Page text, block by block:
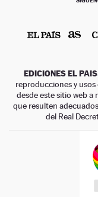
EDICIONES EL
reproducciones y usos
desde este sitio web
que resulten
del Real